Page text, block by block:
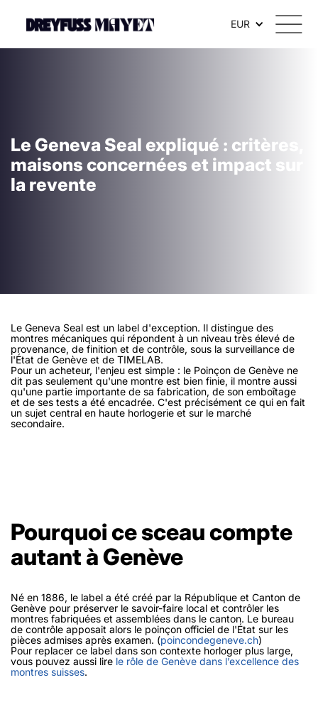
EUR
Le Geneva Seal expliqué : critères,
maisons concernées et impact sur
la revente
Le Geneva Seal est un label d'exception. Il distingue des
montres mécaniques qui répondent à un niveau très élevé de
provenance, de finition et de contrôle, sous la surveillance de
l'État de Genève et de TIMELAB.
Pour un acheteur, l'enjeu est simple : le Poinçon de Genève ne
dit pas seulement qu'une montre est bien finie, il montre aussi
qu'une partie importante de sa fabrication, de son emboîtage
et de ses tests a été encadrée. C'est précisément ce qui en fait
un sujet central en haute horlogerie et sur le marché
secondaire.
Pourquoi ce sceau compte
autant à Genève
Né en 1886, le label a été créé par la République et Canton de
Genève pour préserver le savoir-faire local et contrôler les
montres fabriquées et assemblées dans le canton. Le bureau
de contrôle apposait alors le poinçon officiel de l'État sur les
pièces admises après examen. (poincondegeneve.ch)
Pour replacer ce label dans son contexte horloger plus large,
vous pouvez aussi lire le rôle de Genève dans l’excellence des
montres suisses.